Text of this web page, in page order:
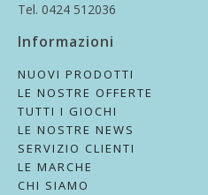
Tel. 0424 512036
Informazioni
NUOVI PRODOTTI
LE NOSTRE OFFERTE
TUTTI I GIOCHI
LE NOSTRE NEWS
SERVIZIO CLIENTI
LE MARCHE
CHI SIAMO